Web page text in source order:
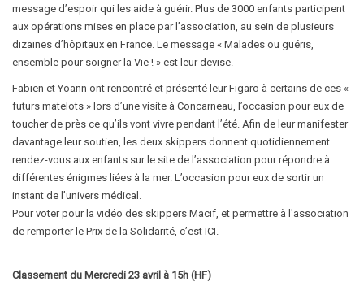
message d’espoir qui les aide à guérir. Plus de 3000 enfants participent
aux opérations mises en place par l’association, au sein de plusieurs
dizaines d’hôpitaux en France. Le message « Malades ou guéris,
ensemble pour soigner la Vie ! » est leur devise.
Fabien et Yoann ont rencontré et présenté leur Figaro à certains de ces «
futurs matelots » lors d’une visite à Concarneau, l’occasion pour eux de
toucher de près ce qu’ils vont vivre pendant l’été. Afin de leur manifester
davantage leur soutien, les deux skippers donnent quotidiennement
rendez-vous aux enfants sur le site de l’association pour répondre à
différentes énigmes liées à la mer. L’occasion pour eux de sortir un
instant de l’univers médical.
Pour voter pour la vidéo des skippers Macif, et permettre à l'association
de remporter le Prix de la Solidarité, c’est ICI.
Classement du Mercredi 23 avril à 15h (HF)